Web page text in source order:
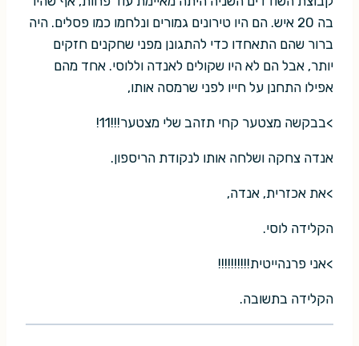
בה 20 איש. הם היו טירונים גמורים ונלחמו כמו פסלים. היה
ברור שהם התאחדו כדי להתגונן מפני שחקנים חזקים
יותר, אבל הם לא היו שקולים לאנדה וללוסי. אחד מהם
אפילו התחנן על חייו לפני שרמסה אותו,
>בבקשה מצטער קחי תזהב שלי מצטער!!!11!
אנדה צחקה ושלחה אותו לנקודת הריספון.
>את אכזרית, אנדה,
הקלידה לוסי.
>אני פרנהייטית!!!!!!!!!!
הקלידה בתשובה.